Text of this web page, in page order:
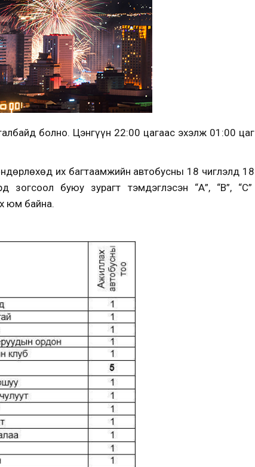
болно. Цэнгүүн 22:00 цагаас эхэлж 01:00 цаг
их багтаамжийн автобусны 18 чиглэлд 18
зогсоол буюу зурагт тэмдэглэсэн “А”, “B”, “С”
юм байна.